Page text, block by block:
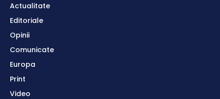
Actualitate
Editoriale
Opinii
Comunicate
Europa
Print
Video